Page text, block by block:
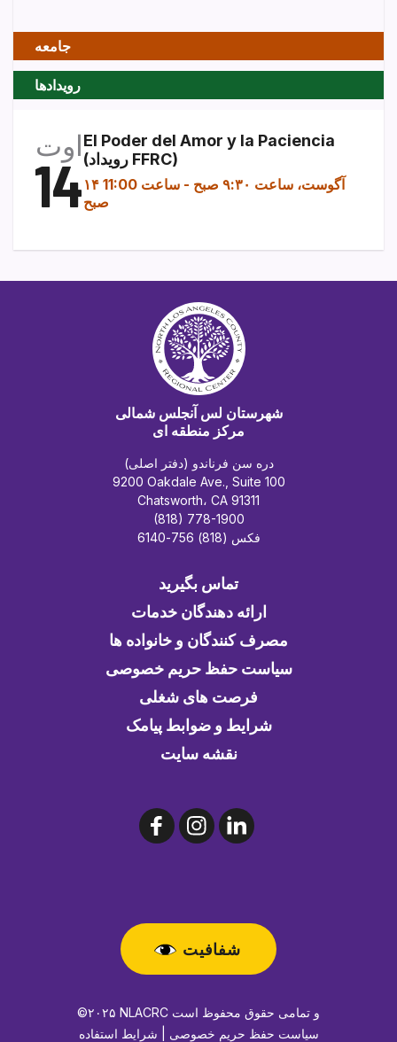
جامعه
رویدادها
اوت
14
El Poder del Amor y la Paciencia
(رویداد FFRC)
۱۴ آگوست، ساعت ۹:۳۰ صبح -
ساعت 11:00
صبح
شهرستان لس آنجلس شمالی
مرکز منطقه ای
دره سن فرناندو (دفتر اصلی)
9200 Oakdale Ave., Suite 100
Chatsworth، CA 91311
(818) 778-1900
فکس (818) 756-6140
تماس بگیرید
ارائه دهندگان خدمات
مصرف کنندگان و خانواده ها
سیاست حفظ حریم خصوصی
فرصت های شغلی
شرایط و ضوابط پیامک
نقشه سایت
شفافیت
©۲۰۲۵ NLACRC و تمامی حقوق محفوظ است
سیاست حفظ حریم خصوصی | شرایط استفاده